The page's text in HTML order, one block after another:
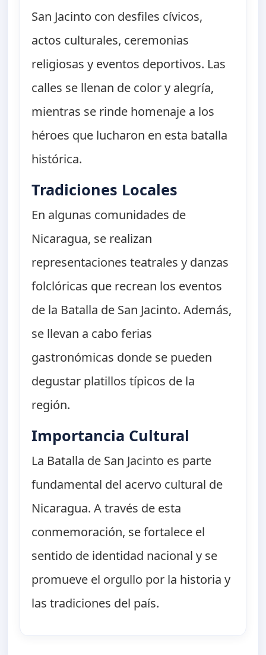
San Jacinto con desfiles cívicos,
actos culturales, ceremonias
religiosas y eventos deportivos. Las
calles se llenan de color y alegría,
mientras se rinde homenaje a los
héroes que lucharon en esta batalla
histórica.
Tradiciones Locales
En algunas comunidades de
Nicaragua, se realizan
representaciones teatrales y danzas
folclóricas que recrean los eventos
de la Batalla de San Jacinto. Además,
se llevan a cabo ferias
gastronómicas donde se pueden
degustar platillos típicos de la
región.
Importancia Cultural
La Batalla de San Jacinto es parte
fundamental del acervo cultural de
Nicaragua. A través de esta
conmemoración, se fortalece el
sentido de identidad nacional y se
promueve el orgullo por la historia y
las tradiciones del país.